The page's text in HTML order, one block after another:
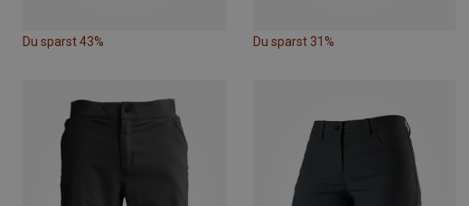
Du sparst 43% Du sparst 31%